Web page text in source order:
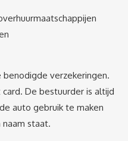
verzekeringen.
De bestuurder is altijd
auto gebruik te maken
staat.